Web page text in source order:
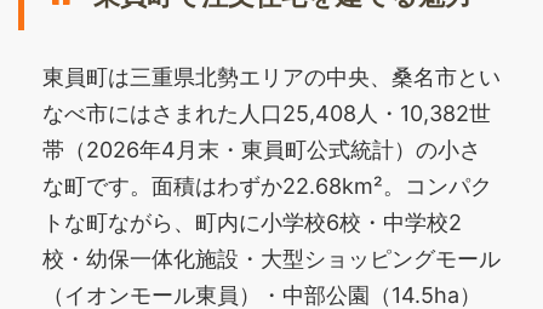
東員町は三重県北勢エリアの中央、桑名市とい
なべ市にはさまれた人口25,408人・10,382世
帯（2026年4月末・東員町公式統計）の小さ
な町です。面積はわずか22.68km²。コンパク
トな町ながら、町内に小学校6校・中学校2
校・幼保一体化施設・大型ショッピングモール
（イオンモール東員）・中部公園（14.5ha）